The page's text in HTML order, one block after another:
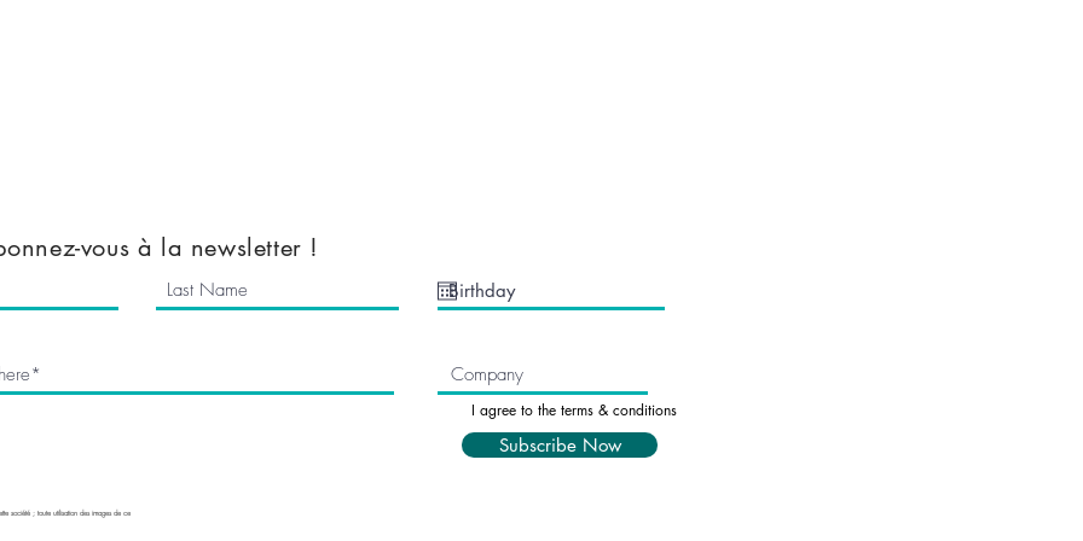
vous à la newsletter !
I agree to the terms & conditions
Subscribe Now
société ; toute utilisation des images de ce